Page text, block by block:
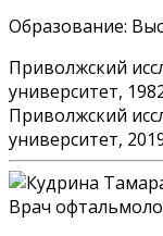
Образование:
Приволжский
университет,
Приволжский
университет,
Врач